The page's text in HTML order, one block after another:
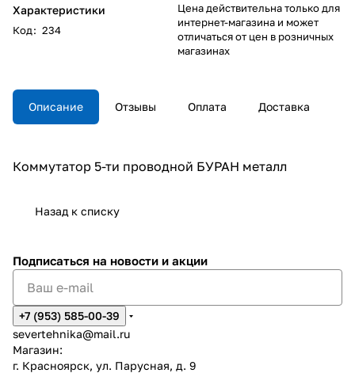
Характеристики
Код: 234
Цена действительна только для
интернет-магазина и может
отличаться от цен в розничных
магазинах
Описание Отзывы Оплата Доставка
Коммутатор 5-ти проводной БУРАН металл
Назад к списку
Подписаться на новости и акции
+7 (953) 585-00-39
severtehnika@mail.ru
Магазин:
г. Красноярск, ул. Парусная, д. 9